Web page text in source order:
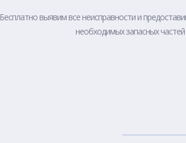
Бесплатно выявим все неисправности и
необходимых запасных